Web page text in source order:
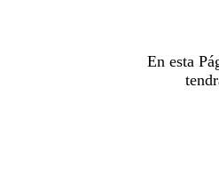
En esta